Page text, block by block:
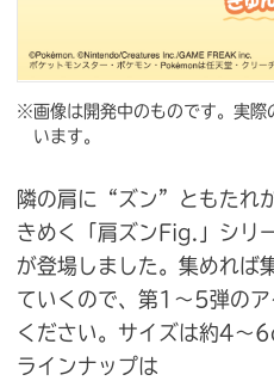
※画像は開発中のものです。実際
います。
隣の肩に“ズン”ともたれ
きめく「肩ズンFig.」シリ
が登場しました。集めれば
ていくので、第1〜5弾の
ください。サイズは約4〜
ラインナップは